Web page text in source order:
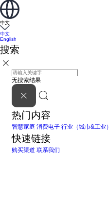
中文
中文
English
搜索
无搜索结果
热门内容
智慧家庭 消费电子 行业（城市&工业）
快速链接
购买渠道 联系我们